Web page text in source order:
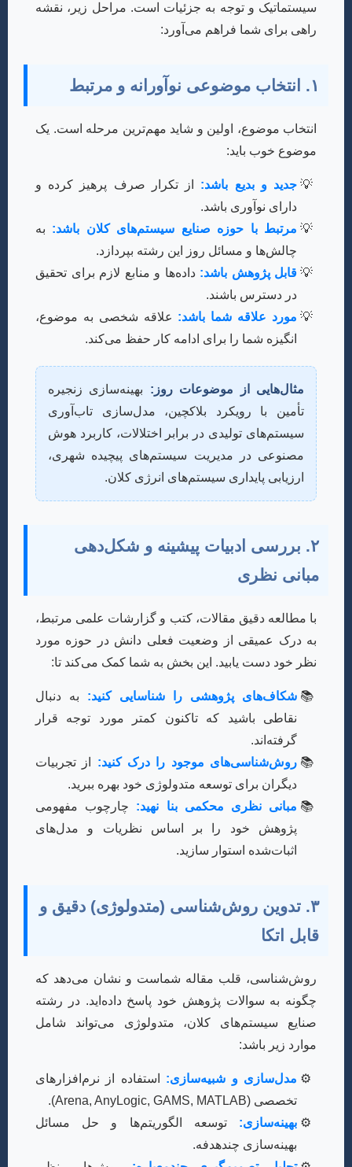
سیستماتیک و توجه به جزئیات است. مراحل زیر، نقشه
راهی برای شما فراهم می‌آورد:
۱. انتخاب موضوعی نوآورانه و مرتبط
انتخاب موضوع، اولین و شاید مهم‌ترین مرحله است. یک
موضوع خوب باید:
جدید و بدیع باشد: از تکرار صرف پرهیز کرده و
دارای نوآوری باشد.
مرتبط با حوزه صنایع سیستم‌های کلان باشد: به
چالش‌ها و مسائل روز این رشته بپردازد.
قابل پژوهش باشد: داده‌ها و منابع لازم برای تحقیق
در دسترس باشند.
مورد علاقه شما باشد: علاقه شخصی به موضوع،
انگیزه شما را برای ادامه کار حفظ می‌کند.
مثال‌هایی از موضوعات روز: بهینه‌سازی زنجیره
تأمین با رویکرد بلاکچین، مدل‌سازی تاب‌آوری
سیستم‌های تولیدی در برابر اختلالات، کاربرد هوش
مصنوعی در مدیریت سیستم‌های پیچیده شهری،
ارزیابی پایداری سیستم‌های انرژی کلان.
۲. بررسی ادبیات پیشینه و شکل‌دهی
مبانی نظری
با مطالعه دقیق مقالات، کتب و گزارشات علمی مرتبط،
به درک عمیقی از وضعیت فعلی دانش در حوزه مورد
نظر خود دست یابید. این بخش به شما کمک می‌کند تا:
شکاف‌های پژوهشی را شناسایی کنید: به دنبال
نقاطی باشید که تاکنون کمتر مورد توجه قرار
گرفته‌اند.
روش‌شناسی‌های موجود را درک کنید: از تجربیات
دیگران برای توسعه متدولوژی خود بهره ببرید.
مبانی نظری محکمی بنا نهید: چارچوب مفهومی
پژوهش خود را بر اساس نظریات و مدل‌های
اثبات‌شده استوار سازید.
۳. تدوین روش‌شناسی (متدولوژی) دقیق و
قابل اتکا
روش‌شناسی، قلب مقاله شماست و نشان می‌دهد که
چگونه به سوالات پژوهش خود پاسخ داده‌اید. در رشته
صنایع سیستم‌های کلان، متدولوژی می‌تواند شامل
موارد زیر باشد:
مدل‌سازی و شبیه‌سازی: استفاده از نرم‌افزارهای
تخصصی (Arena, AnyLogic, GAMS, MATLAB).
بهینه‌سازی: توسعه الگوریتم‌ها و حل مسائل
بهینه‌سازی چندهدفه.